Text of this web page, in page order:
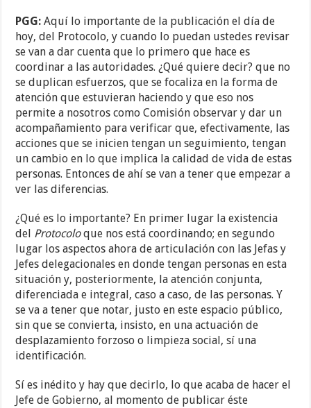
PGG:Aquí lo importante de la publicación el día de
hoy, del Protocolo, y cuando lo puedan ustedes revisar
se van a dar cuenta que lo primero que hace es
coordinar a las autoridades. ¿Qué quiere decir? que no
se duplican esfuerzos, que se focaliza en la forma de
atención que estuvieran haciendo y que eso nos
permite a nosotros como Comisión observar y dar un
acompañamiento para verificar que, efectivamente, las
acciones que se inicien tengan un seguimiento, tengan
un cambio en lo que implica la calidad de vida de estas
personas. Entonces de ahí se van a tener que empezar a
ver las diferencias.
¿Qué es lo importante? En primer lugar la existencia
del Protocoloque nos está coordinando; en segundo
lugar los aspectos ahora de articulación con las Jefas y
Jefes delegacionales en donde tengan personas en esta
situación y, posteriormente, la atención conjunta,
diferenciada e integral, caso a caso, de las personas. Y
se va a tener que notar, justo en este espacio público,
sin que se convierta, insisto, en una actuación de
desplazamiento forzoso o limpieza social, sí una
identificación.
Sí es inédito y hay que decirlo, lo que acaba de hacer el
Jefe de Gobierno, al momento de publicar éste